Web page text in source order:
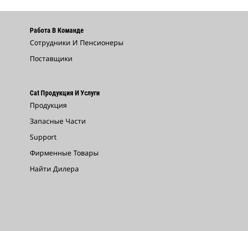
Работа В Команде
Сотрудники И Пенсионеры
Поставщики
Cat Продукция И Услуги
Продукция
Запасные Части
Support
Фирменные Товары
Найти Дилера